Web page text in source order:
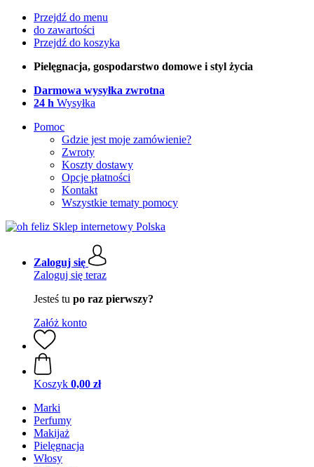
Przejdź do menu
do zawartości
Przejdź do koszyka
Pielęgnacja, gospodarstwo domowe i styl życia
Darmowa wysyłka zwrotna
24 h Wysyłka
Pomoc
Gdzie jest moje zamówienie?
Zwroty
Koszty dostawy
Opcje płatności
Kontakt
Wszystkie tematy pomocy
Zaloguj się
Zaloguj się teraz
Jesteś tu po raz pierwszy?
Załóż konto
Koszyk 0,00 zł
Marki
Perfumy
Makijaż
Pielęgnacja
Włosy